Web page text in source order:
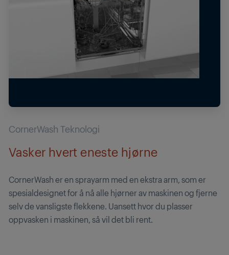
CornerWash Teknologi
Vasker hvert eneste hjørne
CornerWash er en sprayarm med en ekstra arm, som er
spesialdesignet for å nå alle hjørner av maskinen og fjerne
selv de vansligste flekkene. Uansett hvor du plasser
oppvasken i maskinen, så vil det bli rent.